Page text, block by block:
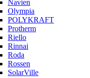
Navien
Olympia
POLYKRAFT
Protherm
Riello
Rinnai
Roda
Rossen
SolarVille